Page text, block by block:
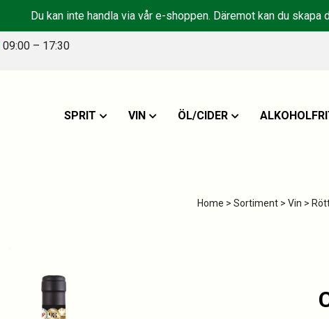
Du kan inte handla via vår e-shoppen. Däremot kan du
09:00 – 17:30
SPRIT VIN ÖL/CIDER
Home > Sortiment > Vin >